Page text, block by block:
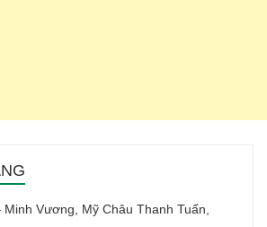
Vương, Mỹ Châu Thanh Tuấn,